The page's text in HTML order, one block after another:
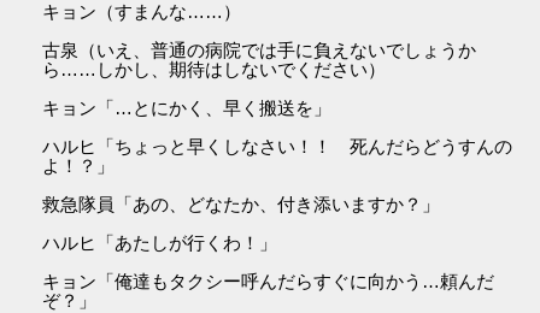
キョン（すまんな……）
古泉（いえ、普通の病院では手に負えないでしょうか
ら……しかし、期待はしないでください）
キョン「…とにかく、早く搬送を」
ハルヒ「ちょっと早くしなさい！！ 死んだらどうすんの
よ！？」
救急隊員「あの、どなたか、付き添いますか？」
ハルヒ「あたしが行くわ！」
キョン「俺達もタクシー呼んだらすぐに向かう…頼んだ
ぞ？」